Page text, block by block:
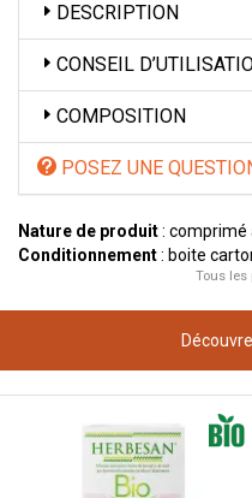
DESCRIPTION
CONSEIL
COMPOSITION
POSEZ UNE
Nature de produit: comprimé
Conditionnement: boite
Tous les